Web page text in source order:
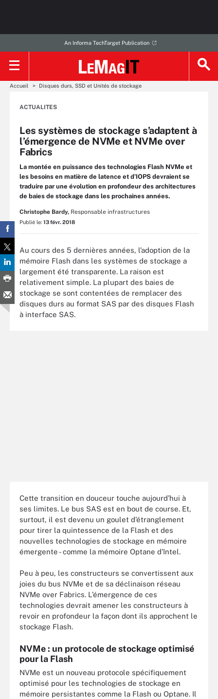
An Informa TechTarget Publication
Accueil Disques durs, SSD et Unités de stockage
ACTUALITES
Les systèmes de stockage s’adaptent à
l’émergence de NVMe et NVMe over
Fabrics
La montée en puissance des technologies Flash NVMe et
les besoins en matière de latence et d’IOPS devraient se
traduire par une évolution en profondeur des architectures
de baies de stockage dans les prochaines années.
Christophe Bardy, Responsable infrastructures
Publié le: 13 févr. 2018
Au cours des 5 dernières années, l’adoption de la
mémoire Flash dans les systèmes de stockage a
largement été transparente. La raison est
relativement simple. La plupart des baies de
stockage se sont contentées de remplacer des
disques durs au format SAS par des disques Flash
à interface SAS.
Cette transition en douceur touche aujourd’hui à
ses limites. Le bus SAS est en bout de course. Et,
surtout, il est devenu un goulet d’étranglement
pour tirer la quintessence de la Flash et des
nouvelles technologies de stockage en mémoire
émergente - comme la mémoire Optane d’Intel.
Peu à peu, les constructeurs se convertissent aux
joies du bus NVMe et de sa déclinaison réseau
NVMe over Fabrics. L’émergence de ces
technologies devrait amener les constructeurs à
revoir en profondeur la façon dont ils approchent le
stockage Flash.
NVMe : un protocole de stockage optimisé
pour la Flash
NVMe est un nouveau protocole spécifiquement
optimisé pour les technologies de stockage en
mémoire persistantes comme la Flash ou Optane. Il